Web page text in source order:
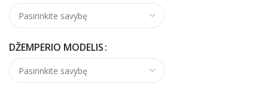
DŽEMPERIO MODELIS